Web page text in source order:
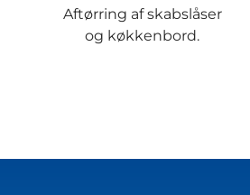
Aftørring af skabslåser
og køkkenbord.